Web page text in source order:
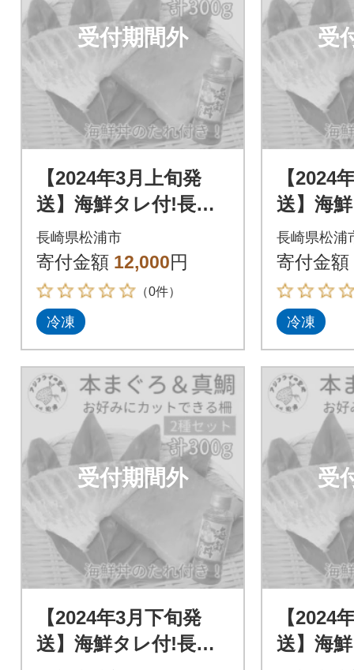
受付期間外
【2024年3月上旬発
送】海鮮タレ付!長崎
県産本まぐろ&真鯛
柵セット2種300g
長崎県松浦市
寄付金額 12,000円
（0件）
冷凍
受
【2024
送】海
県産本
柵セッ
長崎県松浦
寄付金額
冷凍
受付期間外
【2024年3月下旬発
送】海鮮タレ付!長崎
受
【2024
送】海